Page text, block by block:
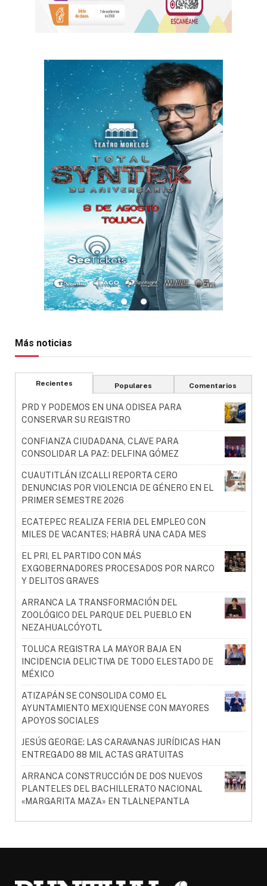
Más noticias
Recientes Populares Comentarios
PRD Y PODEMOS EN UNA ODISEA PARA
CONSERVAR SU REGISTRO
CONFIANZA CIUDADANA, CLAVE PARA
CONSOLIDAR LA PAZ: DELFINA GÓMEZ
CUAUTITLÁN IZCALLI REPORTA CERO
DENUNCIAS POR VIOLENCIA DE GÉNERO EN EL
PRIMER SEMESTRE 2026
ECATEPEC REALIZA FERIA DEL EMPLEO CON
MILES DE VACANTES; HABRÁ UNA CADA MES
EL PRI, EL PARTIDO CON MÁS
EXGOBERNADORES PROCESADOS POR NARCO
Y DELITOS GRAVES
ARRANCA LA TRANSFORMACIÓN DEL
ZOOLÓGICO DEL PARQUE DEL PUEBLO EN
NEZAHUALCÓYOTL
TOLUCA REGISTRA LA MAYOR BAJA EN
INCIDENCIA DELICTIVA DE TODO ELESTADO DE
MÉXICO
ATIZAPÁN SE CONSOLIDA COMO EL
AYUNTAMIENTO MEXIQUENSE CON MAYORES
APOYOS SOCIALES
JESÚS GEORGE: LAS CARAVANAS JURÍDICAS HAN
ENTREGADO 88 MIL ACTAS GRATUITAS
ARRANCA CONSTRUCCIÓN DE DOS NUEVOS
PLANTELES DEL BACHILLERATO NACIONAL
«MARGARITA MAZA» EN TLALNEPANTLA